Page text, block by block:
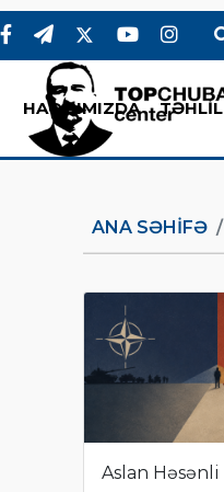
HAQQIMIZDA TƏHLİL
ANA SƏHIFƏ
Aslan Həsənli